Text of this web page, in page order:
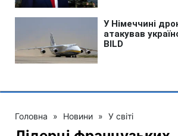
Головна » Новини » У світі